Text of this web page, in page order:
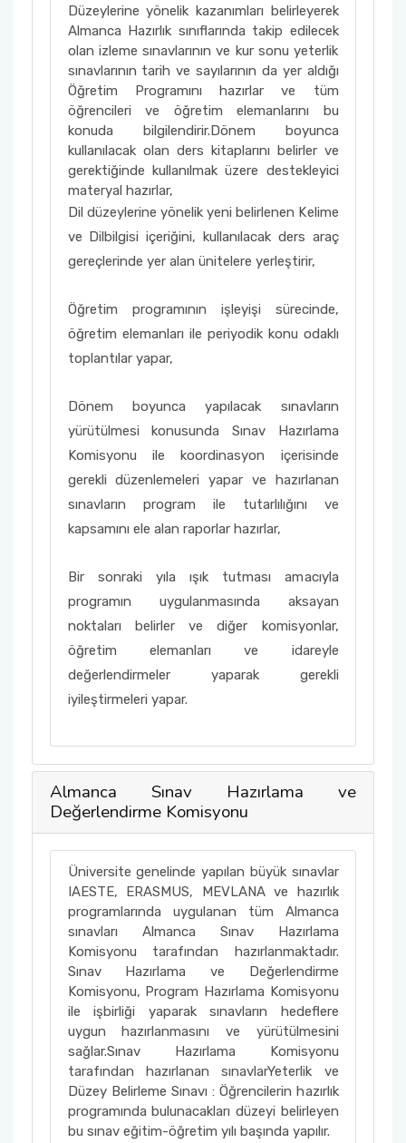
Düzeylerine yönelik kazanımları belirleyerek
Almanca Hazırlık sınıflarında takip edilecek
olan izleme sınavlarının ve kur sonu yeterlik
sınavlarının tarih ve sayılarının da yer aldığı
Öğretim Programını hazırlar ve tüm
öğrencileri ve öğretim elemanlarını bu
konuda bilgilendirir.Dönem boyunca
kullanılacak olan ders kitaplarını belirler ve
gerektiğinde kullanılmak üzere destekleyici
materyal hazırlar,
Dil düzeylerine yönelik yeni belirlenen Kelime
ve Dilbilgisi içeriğini, kullanılacak ders araç
gereçlerinde yer alan ünitelere yerleştirir,
Öğretim programının işleyişi sürecinde,
öğretim elemanları ile periyodik konu odaklı
toplantılar yapar,
Dönem boyunca yapılacak sınavların
yürütülmesi konusunda Sınav Hazırlama
Komisyonu ile koordinasyon içerisinde
gerekli düzenlemeleri yapar ve hazırlanan
sınavların program ile tutarlılığını ve
kapsamını ele alan raporlar hazırlar,
Bir sonraki yıla ışık tutması amacıyla
programın uygulanmasında aksayan
noktaları belirler ve diğer komisyonlar,
öğretim elemanları ve idareyle
değerlendirmeler yaparak gerekli
iyileştirmeleri yapar.
Almanca Sınav Hazırlama ve
Değerlendirme Komisyonu
Üniversite genelinde yapılan büyük sınavlar
IAESTE, ERASMUS, MEVLANA ve hazırlık
programlarında uygulanan tüm Almanca
sınavları Almanca Sınav Hazırlama
Komisyonu tarafından hazırlanmaktadır.
Sınav Hazırlama ve Değerlendirme
Komisyonu, Program Hazırlama Komisyonu
ile işbirliği yaparak sınavların hedeflere
uygun hazırlanmasını ve yürütülmesini
sağlar.Sınav Hazırlama Komisyonu
tarafından hazırlanan sınavlarYeterlik ve
Düzey Belirleme Sınavı : Öğrencilerin hazırlık
programında bulunacakları düzeyi belirleyen
bu sınav eğitim-öğretim yılı başında yapılır.